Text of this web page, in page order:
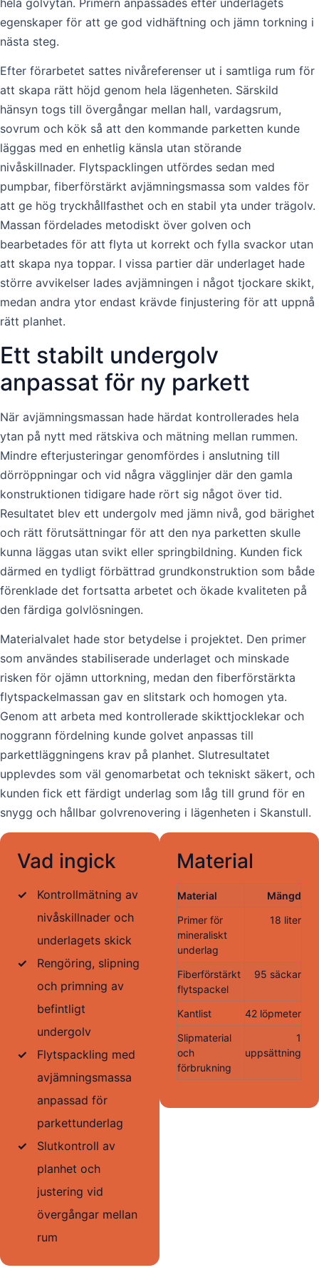
egenskaper för att ge god vidhäftning och jämn torkning i
nästa steg.
Efter förarbetet sattes nivåreferenser ut i samtliga rum för
att skapa rätt höjd genom hela lägenheten. Särskild
hänsyn togs till övergångar mellan hall, vardagsrum,
sovrum och kök så att den kommande parketten kunde
läggas med en enhetlig känsla utan störande
nivåskillnader. Flytspacklingen utfördes sedan med
pumpbar, fiberförstärkt avjämningsmassa som valdes för
att ge hög tryckhållfasthet och en stabil yta under trägolv.
Massan fördelades metodiskt över golven och
bearbetades för att flyta ut korrekt och fylla svackor utan
att skapa nya toppar. I vissa partier där underlaget hade
större avvikelser lades avjämningen i något tjockare skikt,
medan andra ytor endast krävde finjustering för att uppnå
rätt planhet.
Ett stabilt undergolv
anpassat för ny parkett
När avjämningsmassan hade härdat kontrollerades hela
ytan på nytt med rätskiva och mätning mellan rummen.
Mindre efterjusteringar genomfördes i anslutning till
dörröppningar och vid några vägglinjer där den gamla
konstruktionen tidigare hade rört sig något över tid.
Resultatet blev ett undergolv med jämn nivå, god bärighet
och rätt förutsättningar för att den nya parketten skulle
kunna läggas utan svikt eller springbildning. Kunden fick
därmed en tydligt förbättrad grundkonstruktion som både
förenklade det fortsatta arbetet och ökade kvaliteten på
den färdiga golvlösningen.
Materialvalet hade stor betydelse i projektet. Den primer
som användes stabiliserade underlaget och minskade
risken för ojämn uttorkning, medan den fiberförstärkta
flytspackelmassan gav en slitstark och homogen yta.
Genom att arbeta med kontrollerade skikttjocklekar och
noggrann fördelning kunde golvet anpassas till
parkettläggningens krav på planhet. Slutresultatet
upplevdes som väl genomarbetat och tekniskt säkert, och
kunden fick ett färdigt underlag som låg till grund för en
snygg och hållbar golvrenovering i lägenheten i Skanstull.
Vad ingick
✓
Kontrollmätning av
nivåskillnader och
underlagets skick
✓
Rengöring, slipning
och primning av
befintligt
undergolv
✓
Flytspackling med
avjämningsmassa
anpassad för
parkettunderlag
✓
Slutkontroll av
planhet och
justering vid
övergångar mellan
rum
Material
Material
Mängd
Primer för
mineraliskt
underlag
18 liter
Fiberförstärkt
flytspackel
95 säckar
Kantlist
42 löpmeter
Slipmaterial
och
förbrukning
1
uppsättning